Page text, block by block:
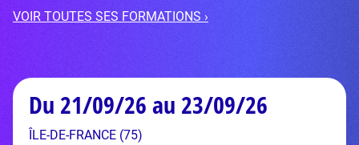
VOIR TOUTES SES FORMATIONS ›
Du 21/09/26 au 23/09/26
ÎLE-DE-FRANCE (75)